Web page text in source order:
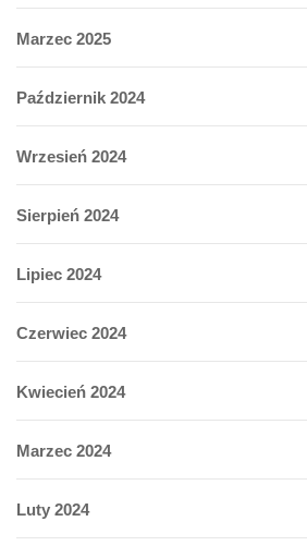
Marzec 2025
Październik 2024
Wrzesień 2024
Sierpień 2024
Lipiec 2024
Czerwiec 2024
Kwiecień 2024
Marzec 2024
Luty 2024